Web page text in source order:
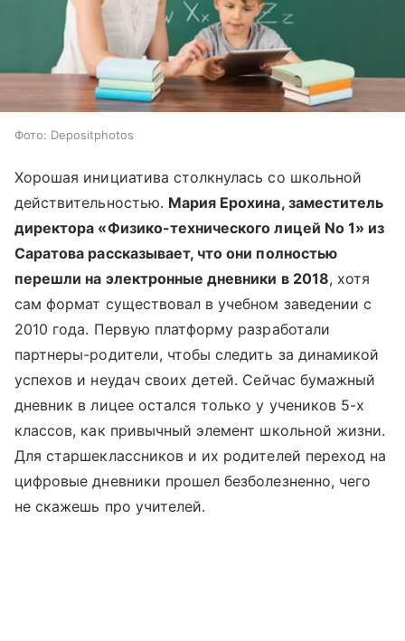
Фото: Depositphotos
Хорошая инициатива столкнулась со школьной
действительностью. Мария Ерохина, заместитель
директора «Физико-технического лицей No 1» из
Саратова рассказывает, что они полностью
перешли на электронные дневники в 2018, хотя
сам формат существовал в учебном заведении с
2010 года. Первую платформу разработали
партнеры-родители, чтобы следить за динамикой
успехов и неудач своих детей. Сейчас бумажный
дневник в лицее остался только у учеников 5-х
классов, как привычный элемент школьной жизни.
Для старшеклассников и их родителей переход на
цифровые дневники прошел безболезненно, чего
не скажешь про учителей.